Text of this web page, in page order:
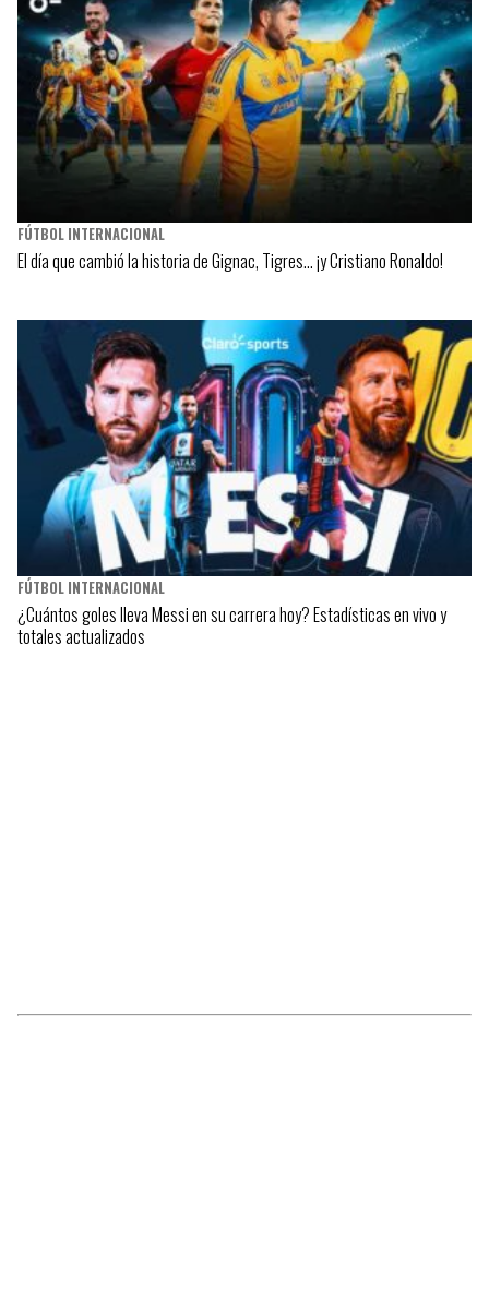
FÚTBOL INTERNACIONAL
El día que cambió la historia de Gignac, Tigres… ¡y Cristiano Ronaldo!
FÚTBOL INTERNACIONAL
¿Cuántos goles lleva Messi en su carrera hoy? Estadísticas en vivo y
totales actualizados